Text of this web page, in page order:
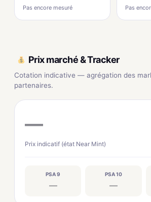
Pas encore mesuré Pas
Prix marché & Tracker
Cotation indicative — agrégation des
partenaires.
—
Prix indicatif (état Near Mint)
PSA 9
—
PSA 10
—